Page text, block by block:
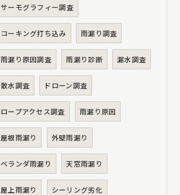
サーモグラフィー調査
コーキング打ち込み 雨漏り調査
雨漏り原因調査 雨漏り診断 漏水調査
散水調査 ドローン調査
ロープアクセス調査 雨漏り原因
屋根雨漏り 外壁雨漏り
ベランダ雨漏り 天窓雨漏り
屋上雨漏り シーリング劣化